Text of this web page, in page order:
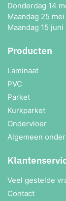
Donderdag 14
Maandag 25
Maandag 15
Producten
Laminaat
PVC
Parket
Kurkparket
Ondervloer
Algemeen
Veel gestelde
Contact